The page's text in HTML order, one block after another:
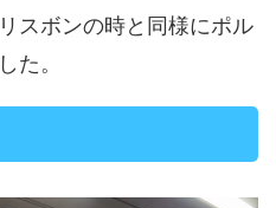
スボンの時と同様にポル
た。